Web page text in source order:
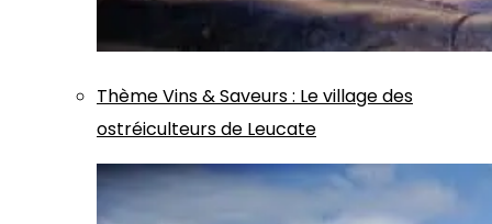
ThèmeVins & Saveurs: Le village des
ostréiculteurs de Leucate